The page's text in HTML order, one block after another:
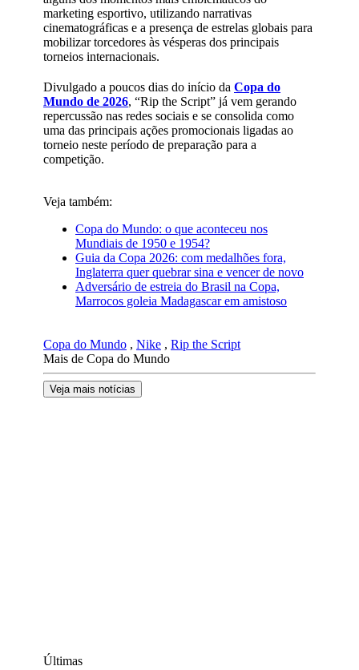
marketing esportivo, utilizando narrativas
cinematográficas e a presença de estrelas globais para
mobilizar torcedores às vésperas dos principais
torneios internacionais.
Divulgado a poucos dias do início da Copa do
Mundo de 2026, “Rip the Script” já vem gerando
repercussão nas redes sociais e se consolida como
uma das principais ações promocionais ligadas ao
torneio neste período de preparação para a
competição.
Veja também:
Copa do Mundo: o que aconteceu nos
Mundiais de 1950 e 1954?
Guia da Copa 2026: com medalhões fora,
Inglaterra quer quebrar sina e vencer de novo
Adversário de estreia do Brasil na Copa,
Marrocos goleia Madagascar em amistoso
Copa do Mundo , Nike , Rip the Script
Mais de Copa do Mundo
Veja mais notícias
Últimas